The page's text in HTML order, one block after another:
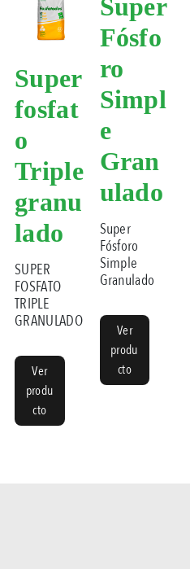
Super
fosfat
o
Triple
granu
lado
SUPER
FOSFATO
TRIPLE
GRANULADO
Ver
produ
cto
Super
Fósfo
ro
Simpl
e
Gran
ulado
Super
Fósforo
Simple
Granulado
Ver
produ
cto